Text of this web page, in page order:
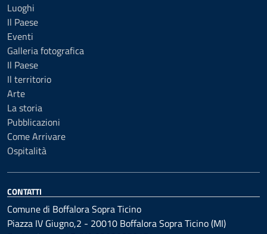
Luoghi
Il Paese
Eventi
Galleria fotografica
Il Paese
Il territorio
Arte
La storia
Pubblicazioni
Come Arrivare
Ospitalità
CONTATTI
Comune di Boffalora Sopra Ticino
Piazza IV Giugno,2 - 20010 Boffalora Sopra Ticino (MI)